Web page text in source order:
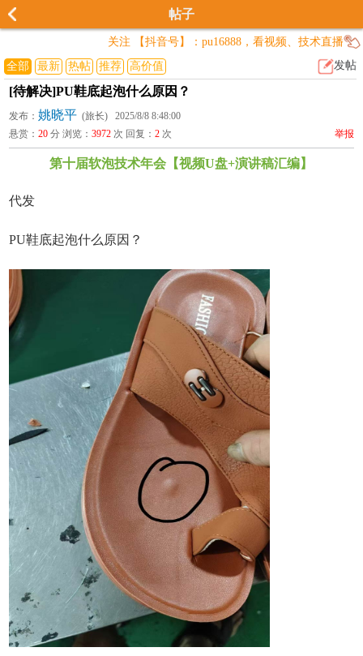
帖子
关注 【抖音号】：pu16888，看视频、技术直播
全部 最新 热帖 推荐 高价值 发帖
[待解决]PU鞋底起泡什么原因？
发布：姚晓平 (旅长) 2025/8/8 8:48:00
悬赏：20 分 浏览：3972 次 回复：2 次 举报
第十届软泡技术年会【视频U盘+演讲稿汇编】
代发
PU鞋底起泡什么原因？